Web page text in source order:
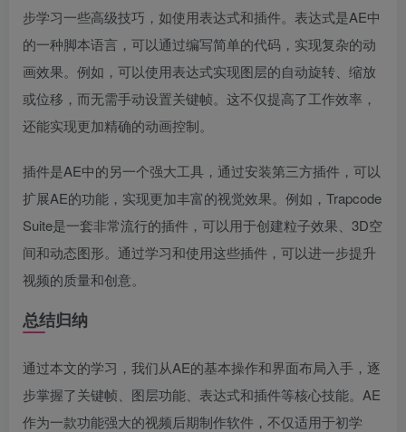
步学习一些高级技巧，如使用表达式和插件。表达式是AE中
的一种脚本语言，可以通过编写简单的代码，实现复杂的动
画效果。例如，可以使用表达式实现图层的自动旋转、缩放
或位移，而无需手动设置关键帧。这不仅提高了工作效率，
还能实现更加精确的动画控制。
插件是AE中的另一个强大工具，通过安装第三方插件，可以
扩展AE的功能，实现更加丰富的视觉效果。例如，Trapcode
Suite是一套非常流行的插件，可以用于创建粒子效果、3D空
间和动态图形。通过学习和使用这些插件，可以进一步提升
视频的质量和创意。
总结归纳
通过本文的学习，我们从AE的基本操作和界面布局入手，逐
步掌握了关键帧、图层功能、表达式和插件等核心技能。AE
作为一款功能强大的视频后期制作软件，不仅适用于初学